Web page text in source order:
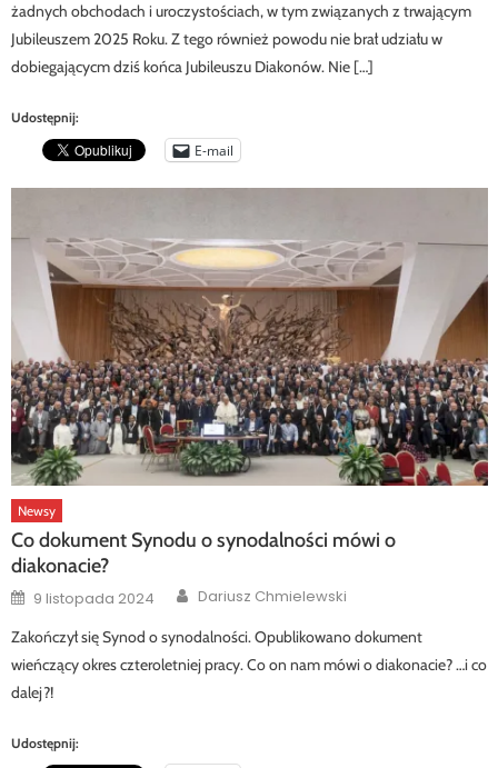
żadnych obchodach i uroczystościach, w tym związanych z trwającym
Jubileuszem 2025 Roku. Z tego również powodu nie brał udziału w
dobiegającycm dziś końca Jubileuszu Diakonów. Nie […]
Udostępnij:
E-mail
Newsy
Co dokument Synodu o synodalności mówi o
diakonacie?
Posted
on
9 listopada 2024 Author
Dariusz Chmielewski
Zakończył się Synod o synodalności. Opublikowano dokument
wieńczący okres czteroletniej pracy. Co on nam mówi o diakonacie? …i co
dalej?!
Udostępnij: